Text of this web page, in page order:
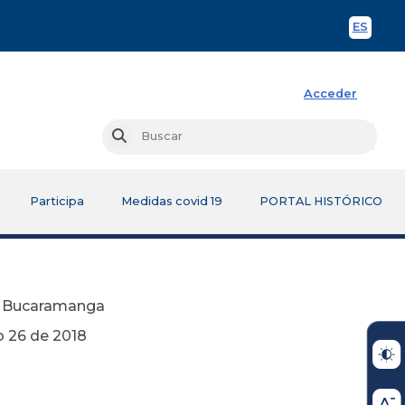
ES
Acceder
Buscar
Participa Medidas covid 19 PORTAL HISTÓRICO